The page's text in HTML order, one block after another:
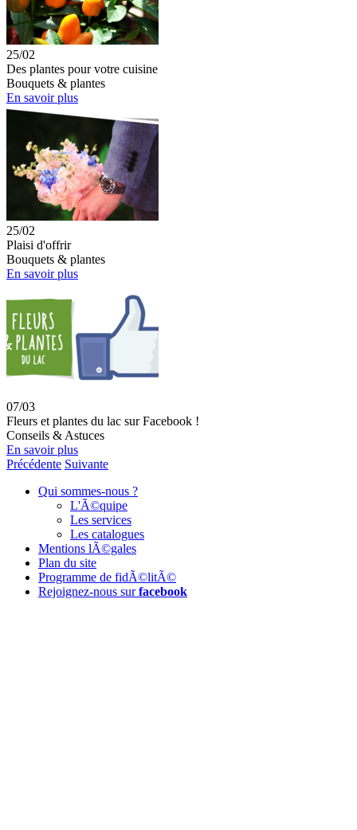
25/02
Des plantes pour votre cuisine
Bouquets & plantes
En savoir plus
25/02
Plaisi d'offrir
Bouquets & plantes
En savoir plus
07/03
Fleurs et plantes du lac sur Facebook !
Conseils & Astuces
En savoir plus
Précédente Suivante
Qui sommes-nous ?
L'Ã©quipe
Les services
Les catalogues
Mentions lÃ©gales
Plan du site
Programme de fidÃ©litÃ©
Rejoignez-nous sur facebook